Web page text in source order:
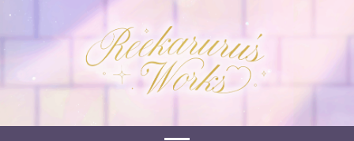
れーかるる's
works
れーかるるの運営するイラストポートフォリオサイ
トです。